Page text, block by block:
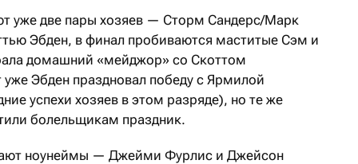
уже две пары хозяев — Сторм Сандерс/Марк
Эбден, в финал пробиваются маститые Сэм и
домашний «мейджор» со Скоттом
Эбден праздновал победу с Ярмилой
успехи хозяев в этом разряде), но те же
болельщикам праздник.
ноунеймы — Джейми Фурлис и Джейсон